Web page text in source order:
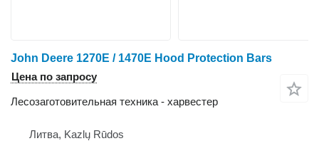
John Deere 1270E / 1470E Hood Protection Bars
Цена по запросу
Лесозаготовительная техника - харвестер
Литва, Kazlų Rūdos